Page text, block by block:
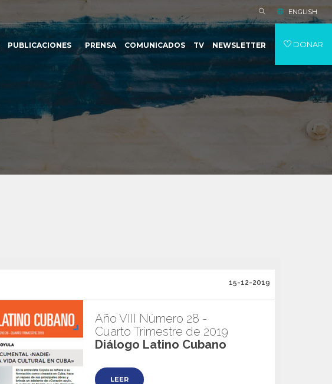
ENGLISH
PUBLICACIONES PRENSA COMUNICADOS TV NEWSLETTER DONAR
15-12-2019
Año VIII Número 28 -
Cuarto Trimestre de 2019
Diálogo Latino Cubano
LEER